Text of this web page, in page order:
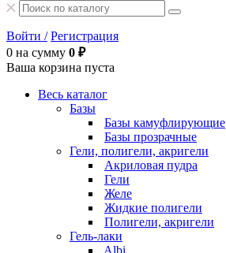
Войти / Регистрация
0 на сумму 0 ₽
Ваша корзина пуста
Весь каталог
Базы
Базы камуфлирующие
Базы прозрачные
Гели, полигели, акригели
Акриловая пудра
Гели
Желе
Жидкие полигели
Полигели, акригели
Гель-лаки
Albi